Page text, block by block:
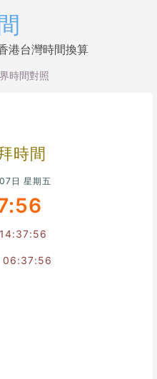
港台灣時間換算
時間對照
時間
日 星期五
06:37:56